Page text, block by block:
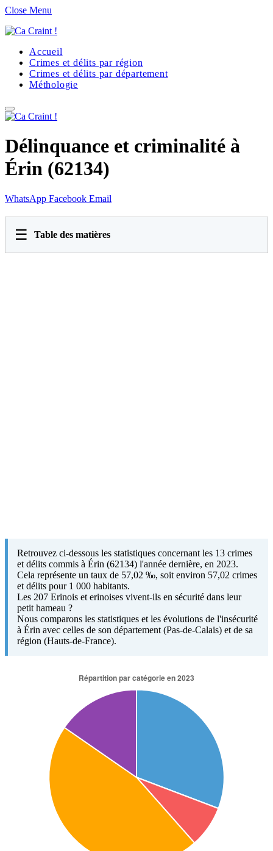
Close Menu
Accueil
Crimes et délits par région
Crimes et délits par département
Méthologie
Délinquance et criminalité à
Érin (62134)
WhatsApp Facebook Email
☰ Table des matières
Retrouvez ci-dessous les statistiques concernant les 13 crimes
et délits commis à Érin (62134) l'année dernière, en 2023.
Cela représente un taux de 57,02 ‰, soit environ 57,02 crimes
et délits pour 1 000 habitants.
Les 207 Erinois et erinoises vivent-ils en sécurité dans leur
petit hameau ?
Nous comparons les statistiques et les évolutions de l'insécurité
à Érin avec celles de son département (Pas-de-Calais) et de sa
région (Hauts-de-France).